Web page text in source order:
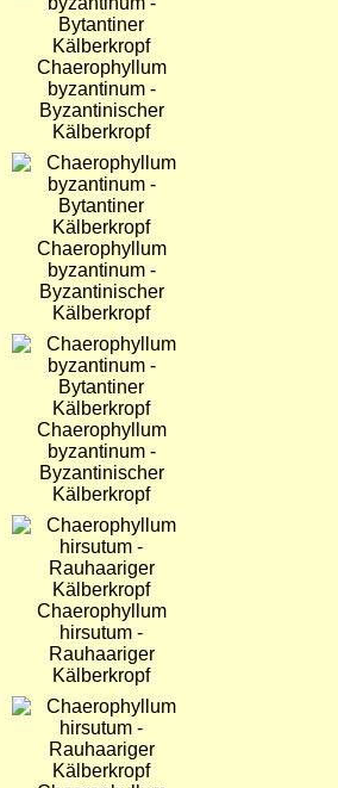
Chaerophyllum
byzantinum -
Byzantinischer
Kälberkropf
Bild
Chaerophyllum
byzantinum -
Byzantinischer
Kälberkropf
Bild
Chaerophyllum
byzantinum -
Byzantinischer
Kälberkropf
Bild
Chaerophyllum
hirsutum -
Rauhaariger
Kälberkropf
Bild